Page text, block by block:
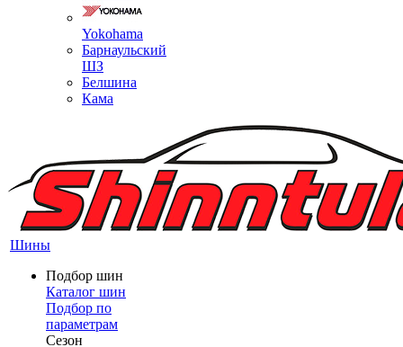
Yokohama
Барнаульский
ШЗ
Белшина
Кама
Шины
Подбор шин
Каталог шин
Подбор по
параметрам
Сезон